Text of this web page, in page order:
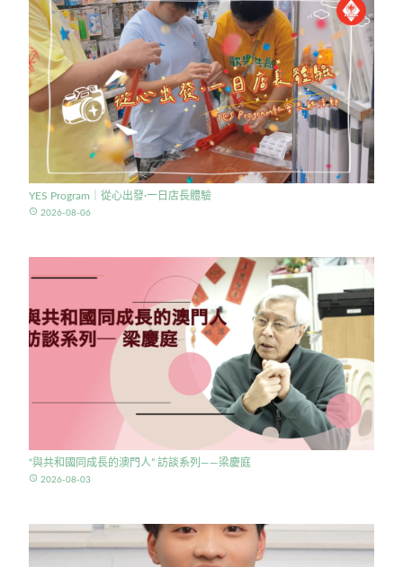
YES Program｜從心出發·一日店長體驗
access_time 2026-08-06
“與共和國同成長的澳門人” 訪談系列——梁慶庭
access_time 2026-08-03